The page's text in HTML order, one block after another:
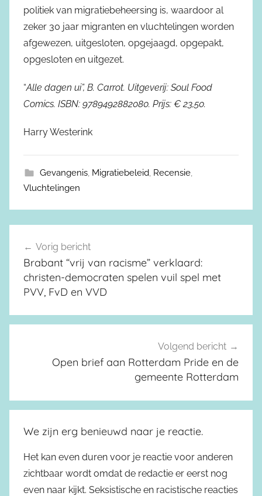
politiek van migratiebeheersing is, waardoor al
zeker 30 jaar migranten en vluchtelingen worden
afgewezen, uitgesloten, opgejaagd, opgepakt,
opgesloten en uitgezet.
“Alle dagen ui”, B. Carrot. Uitgeverij: Soul Food
Comics. ISBN: 9789492882080. Prijs: € 23,50.
Harry Westerink
Gevangenis, Migratiebeleid, Recensie,
Vluchtelingen
Berichtnavigatie
Vorig bericht
Brabant “vrij van racisme” verklaard:
christen-democraten spelen vuil spel met
PVV, FvD en VVD
Volgend bericht
Open brief aan Rotterdam Pride en de
gemeente Rotterdam
We zijn erg benieuwd naar je reactie.
Het kan even duren voor je reactie voor anderen
zichtbaar wordt omdat de redactie er eerst nog
even naar kijkt. Seksistische en racistische reacties